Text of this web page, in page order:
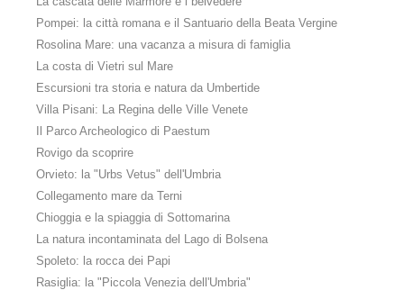
Pompei: la città romana e il Santuario della Beata Vergine
Rosolina Mare: una vacanza a misura di famiglia
La costa di Vietri sul Mare
Escursioni tra storia e natura da Umbertide
Villa Pisani: La Regina delle Ville Venete
Il Parco Archeologico di Paestum
Rovigo da scoprire
Orvieto: la "Urbs Vetus" dell'Umbria
Collegamento mare da Terni
Chioggia e la spiaggia di Sottomarina
La natura incontaminata del Lago di Bolsena
Spoleto: la rocca dei Papi
Rasiglia: la "Piccola Venezia dell'Umbria"